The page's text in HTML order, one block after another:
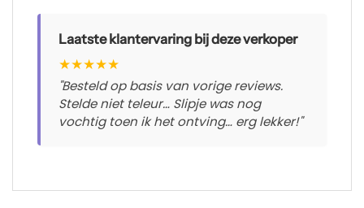
Laatste klantervaring bij deze verkoper
★★★★★
"Besteld op basis van vorige reviews.
Stelde niet teleur… Slipje was nog
vochtig toen ik het ontving… erg lekker!"